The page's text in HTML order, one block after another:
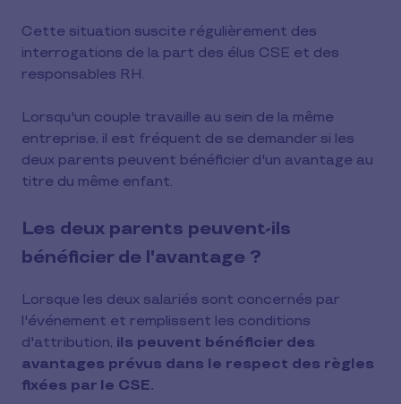
Cette situation suscite régulièrement des
interrogations de la part des élus CSE et des
responsables RH.
Lorsqu'un couple travaille au sein de la même
entreprise, il est fréquent de se demander si les
deux parents peuvent bénéficier d'un avantage au
titre du même enfant.
Les deux parents peuvent-ils
bénéficier de l'avantage ?
Lorsque les deux salariés sont concernés par
l'événement et remplissent les conditions
d'attribution, ils peuvent bénéficier des
avantages prévus dans le respect des règles
fixées par le CSE.